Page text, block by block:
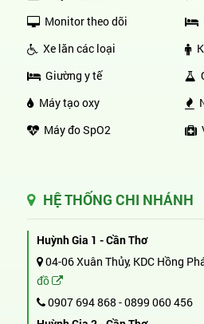
Monitor theo dõi
Xe lăn các loại
Giường y tế
Máy tạo oxy
Máy đo SpO2
HỆ THỐNG CHI NHÁNH
Huỳnh Gia 1 - Cần Thơ
04-06 Xuân Thủy, KDC Hồng
đồ
0907 694 868 -0899 060 456